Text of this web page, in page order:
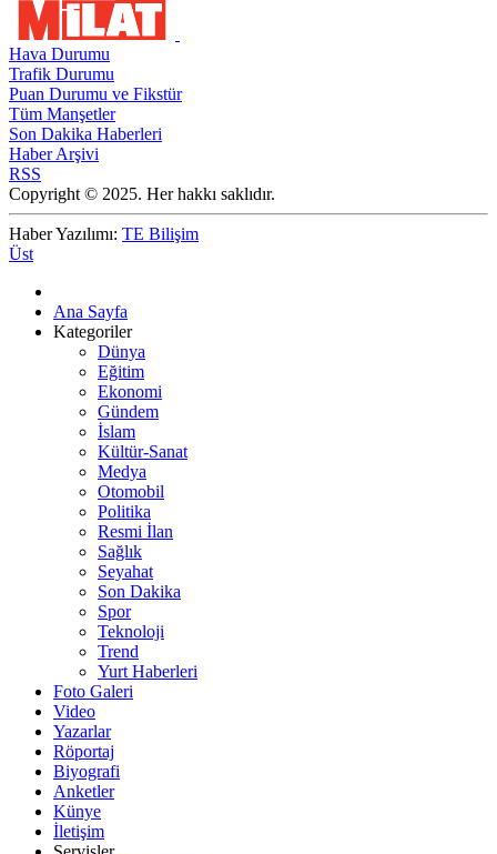
Hava Durumu
Trafik Durumu
Puan Durumu ve Fikstür
Tüm Manşetler
Son Dakika Haberleri
Haber Arşivi
RSS
Copyright © 2025. Her hakkı saklıdır.
Haber Yazılımı: TE Bilişim
Üst
Ana Sayfa
Kategoriler
Dünya
Eğitim
Ekonomi
Gündem
İslam
Kültür-Sanat
Medya
Otomobil
Politika
Resmi İlan
Sağlık
Seyahat
Son Dakika
Spor
Teknoloji
Trend
Yurt Haberleri
Foto Galeri
Video
Yazarlar
Röportaj
Biyografi
Anketler
Künye
İletişim